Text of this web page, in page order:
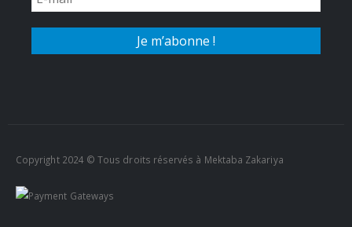
Copyright 2024 © Tous droits réservés à Mektaba Zakariya